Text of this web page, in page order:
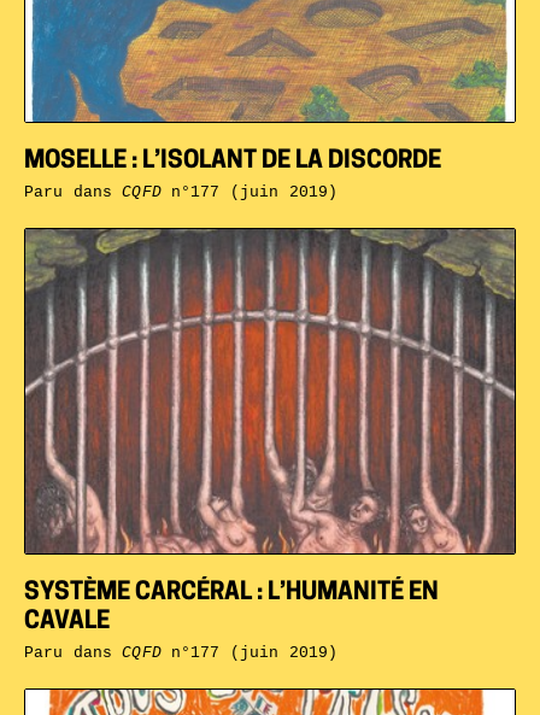
SYSTÈME CARCÉRAL : L’HUMANITÉ EN
CAVALE
Paru dansCQFDn°177 (juin 2019)
MOSELLE : L’ISOLANT DE LA DISCORDE
Paru dansCQFDn°177 (juin 2019)